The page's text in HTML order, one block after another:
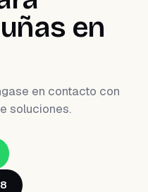
en
en contacto con
soluciones.